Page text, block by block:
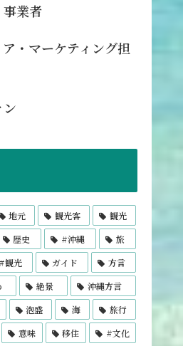
業者
・マーケティング担
地元 観光客
観光
歴史 #沖縄
旅
#観光 ガイド
方言
絶景
沖縄方言
泡盛 海
旅行
意味 移住
#文化